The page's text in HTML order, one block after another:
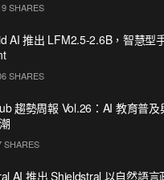
SHARES
AI 推出 LFM2.5-2.6B，智慧型
SHARES
趨勢周報 Vol.26：AI 教育普
SHARES
AI 推出 Shieldstral 以自然語言